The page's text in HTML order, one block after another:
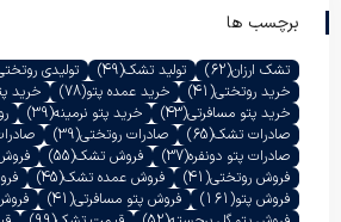
برچسب ها
تشک ارزان(62) تولید تشک(49) تولیدی
خرید روتختی(41) خرید عمده پتو(78) خرید
خرید پتو مسافرتی(43) خرید پتو نرمینه(39)
صادرات تشک(65) صادرات روتختی(39)
صادرات پتو دونفره(37) فروش تشک(55)
فروش روتختی(41) فروش عمده تشک(45)
فروش پتو(161) فروش پتو مسافرتی(41)